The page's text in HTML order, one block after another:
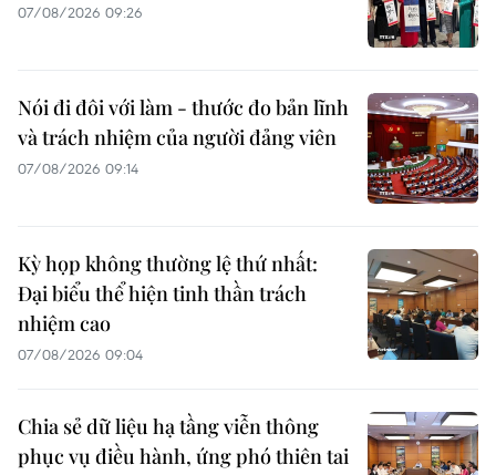
07/08/2026 09:26
Nói đi đôi với làm - thước đo bản lĩnh
và trách nhiệm của người đảng viên
07/08/2026 09:14
Kỳ họp không thường lệ thứ nhất:
Đại biểu thể hiện tinh thần trách
nhiệm cao
07/08/2026 09:04
Chia sẻ dữ liệu hạ tầng viễn thông
phục vụ điều hành, ứng phó thiên tai